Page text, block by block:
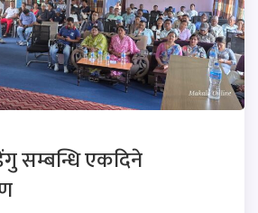
सम्बन्धि एकदिने